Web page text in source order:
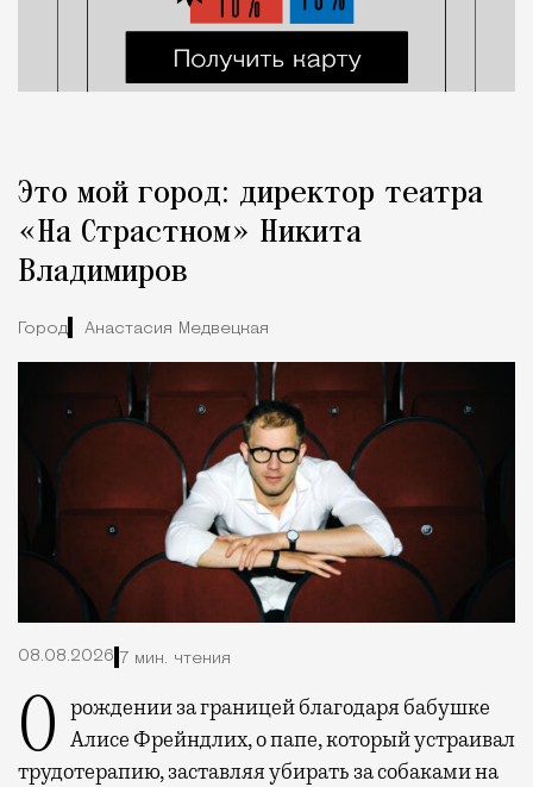
Это мой город: директор театра
«На Страстном» Никита
Владимиров
Город Анастасия Медвецкая
08.08.2026 7 мин. чтения
О рождении за границей благодаря бабушке Алисе Фрейндлих, о папе, который устраивал
трудотерапию, заставляя убирать за собаками на